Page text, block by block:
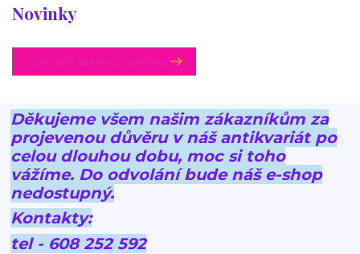
Novinky
Děkujeme všem našim zákazníkům za
projevenou důvěru v náš antikvariát po
celou dlouhou dobu, moc si toho
vážíme. Do odvolání bude náš e-shop
nedostupný.
Kontakty:
tel - 608 252 592